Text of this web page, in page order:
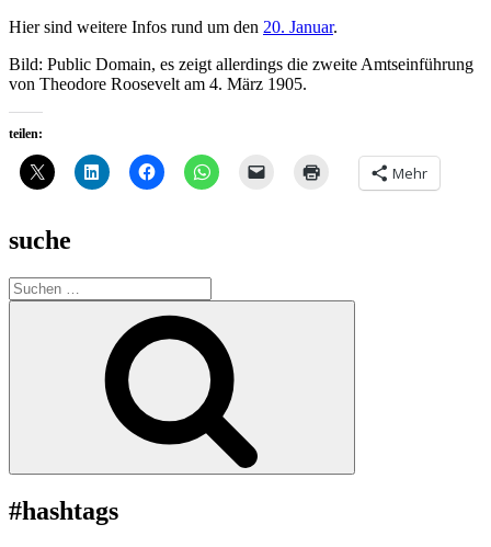
Hier sind weitere Infos rund um den 20. Januar.
Bild: Public Domain, es zeigt allerdings die zweite Amtseinführung
von Theodore Roosevelt am 4. März 1905.
teilen:
Mehr
suche
Suche
nach:
#hashtags